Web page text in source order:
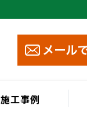
施工事例